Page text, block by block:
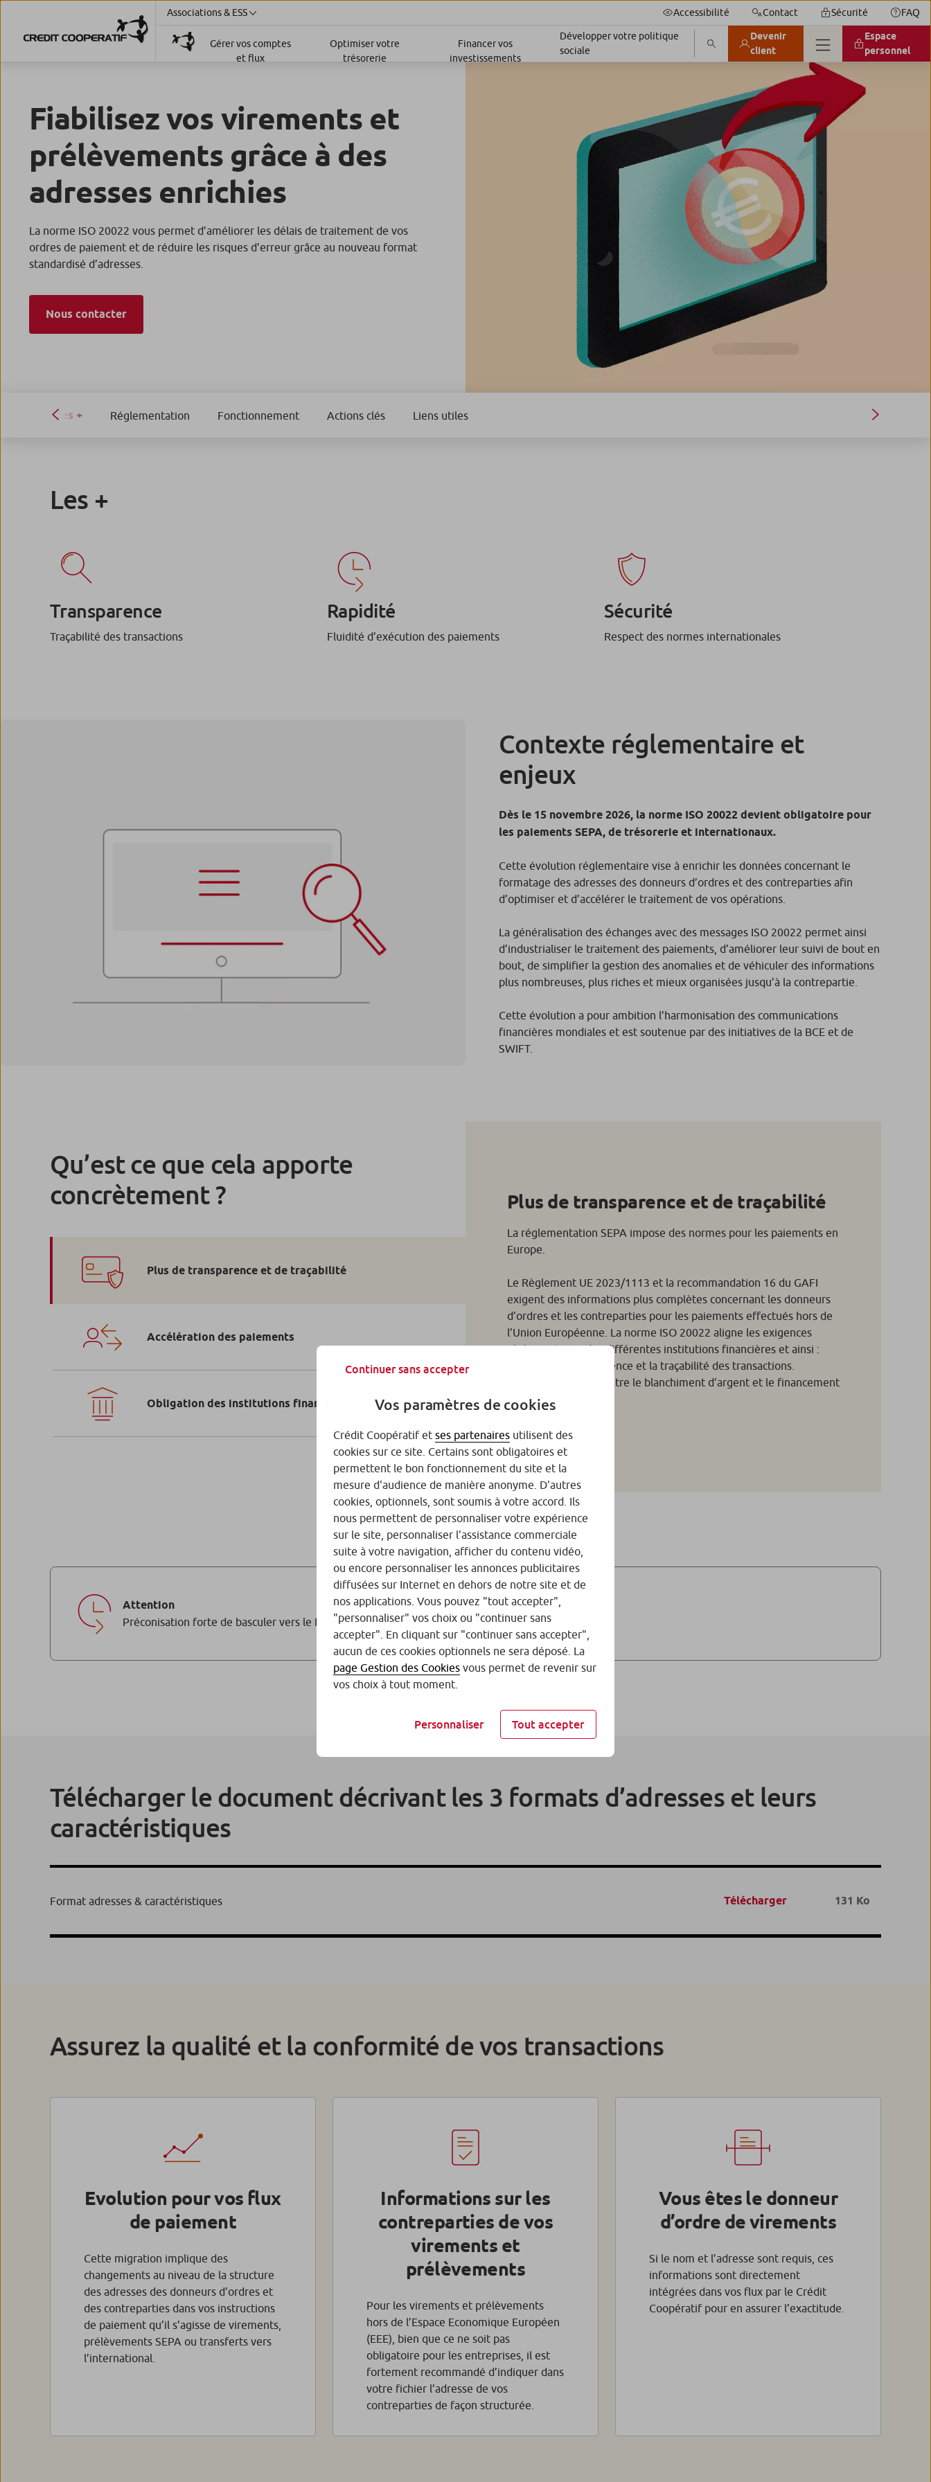
Associations & ESS Accessibilité Contact Sécurité FAQ
Gérer vos comptes
et flux
Optimiser votre
trésorerie
Financer vos
investissements
Développer votre politique
sociale
Devenir
client
Espace
personnel
Fiabilisez vos virements et
prélèvements grâce à des
adresses enrichies
La norme ISO 20022 vous permet d’améliorer les délais de traitement de vos
ordres de paiement et de réduire les risques d’erreur grâce au nouveau format
standardisé d’adresses.
Nous contacter
Les + Réglementation Fonctionnement Actions clés Liens utiles
Les +
Transparence
Traçabilité des transactions
Rapidité
Fluidité d’exécution des paiements
Sécurité
Respect des normes internationales
Contexte réglementaire et
enjeux
Dès le 15 novembre 2026, la norme ISO 20022 devient obligatoire pour
les paiements SEPA, de trésorerie et internationaux.
Cette évolution réglementaire vise à enrichir les données concernant le
formatage des adresses des donneurs d’ordres et des contreparties afin
d’optimiser et d’accélérer le traitement de vos opérations.
La généralisation des échanges avec des messages ISO 20022 permet ainsi
d’industrialiser le traitement des paiements, d’améliorer leur suivi de bout en
bout, de simplifier la gestion des anomalies et de véhiculer des informations
plus nombreuses, plus riches et mieux organisées jusqu’à la contrepartie.
Cette évolution a pour ambition l’harmonisation des communications
financières mondiales et est soutenue par des initiatives de la BCE et de
SWIFT.
Qu’est ce que cela apporte
concrètement ?
Plus de transparence et de traçabilité
Accélération des paiements
Obligation des institutions financières
Plus de transparence et de traçabilité
La réglementation SEPA impose des normes pour les paiements en
Europe.
Le Règlement UE 2023/1113 et la recommandation 16 du GAFI
exigent des informations plus complètes concernant les donneurs
d’ordres et les contreparties pour les paiements effectués hors de
l’Union Européenne. La norme ISO 20022 aligne les exigences
réglementaires des différentes institutions financières et ainsi :
– favorise la transparence et la traçabilité des transactions.
– renforce la lutte contre le blanchiment d’argent et le financement
du terrorisme.
Attention
Préconisation forte de basculer vers le format XML avant le 15 novembre 2026.
Télécharger le document décrivant les 3 formats d’adresses et leurs
caractéristiques
Format adresses & caractéristiques Télécharger 131 Ko
Assurez la qualité et la conformité de vos transactions
Evolution pour vos flux
de paiement
Cette migration implique des
changements au niveau de la structure
des adresses des donneurs d’ordres et
des contreparties dans vos instructions
de paiement qu’il s’agisse de virements,
prélèvements SEPA ou transferts vers
l’international.
Informations sur les
contreparties de vos
virements et
prélèvements
Pour les virements et prélèvements
hors de l’Espace Economique Européen
(EEE), bien que ce ne soit pas
obligatoire pour les entreprises, il est
fortement recommandé d’indiquer dans
votre fichier l’adresse de vos
contreparties de façon structurée.
Vous êtes le donneur
d’ordre de virements
Si le nom et l’adresse sont requis, ces
informations sont directement
intégrées dans vos flux par le Crédit
Coopératif pour en assurer l’exactitude.
Continuer sans accepter
Vos paramètres de cookies
Crédit Coopératif et ses partenaires utilisent des
cookies sur ce site. Certains sont obligatoires et
permettent le bon fonctionnement du site et la
mesure d'audience de manière anonyme. D'autres
cookies, optionnels, sont soumis à votre accord. Ils
nous permettent de personnaliser votre expérience
sur le site, personnaliser l'assistance commerciale
suite à votre navigation, afficher du contenu vidéo,
ou encore personnaliser les annonces publicitaires
diffusées sur Internet en dehors de notre site et de
nos applications. Vous pouvez "tout accepter",
"personnaliser" vos choix ou "continuer sans
accepter". En cliquant sur "continuer sans accepter",
aucun de ces cookies optionnels ne sera déposé. La
page Gestion des Cookies vous permet de revenir sur
vos choix à tout moment.
Personnaliser Tout accepter